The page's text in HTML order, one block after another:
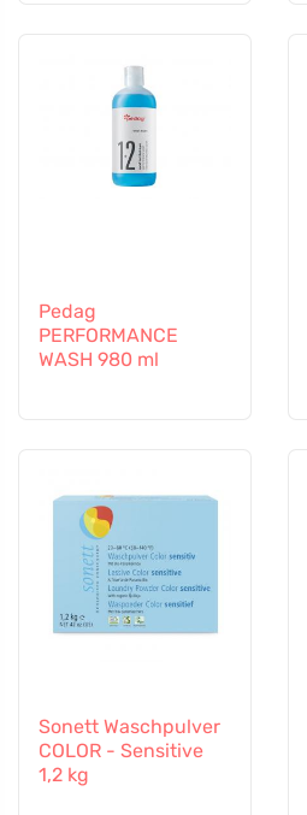
Pedag
PERFORMANCE
WASH 980 ml
Sonett Waschpulver
COLOR - Sensitive
1,2 kg